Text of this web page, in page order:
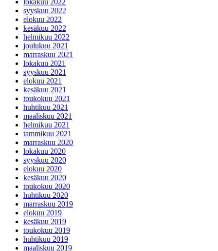
lokakuu 2022
syyskuu 2022
elokuu 2022
kesäkuu 2022
helmikuu 2022
joulukuu 2021
marraskuu 2021
lokakuu 2021
syyskuu 2021
elokuu 2021
kesäkuu 2021
toukokuu 2021
huhtikuu 2021
maaliskuu 2021
helmikuu 2021
tammikuu 2021
marraskuu 2020
lokakuu 2020
syyskuu 2020
elokuu 2020
kesäkuu 2020
toukokuu 2020
huhtikuu 2020
marraskuu 2019
elokuu 2019
kesäkuu 2019
toukokuu 2019
huhtikuu 2019
maaliskuu 2019